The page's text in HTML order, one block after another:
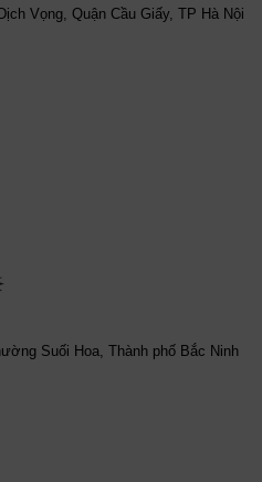
Vọng, Quận Cầu Giấy, TP Hà Nội
Suối Hoa, Thành phố Bắc Ninh